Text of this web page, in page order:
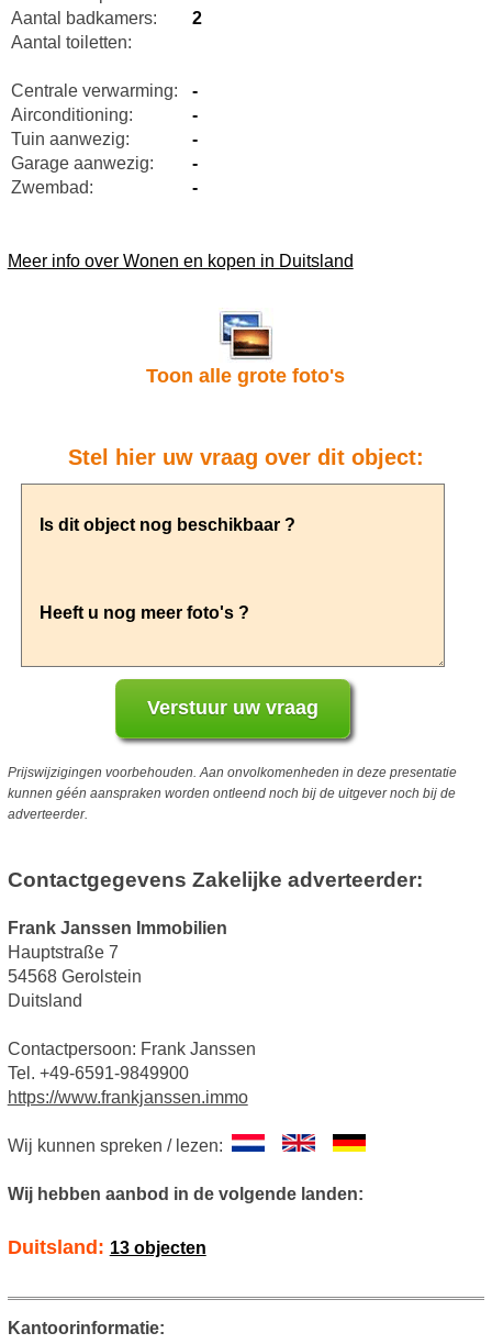
Aantal badkamers:
2
Aantal toiletten:
Centrale verwarming:
-
Airconditioning:
-
Tuin aanwezig:
-
Garage aanwezig:
-
Zwembad:
-
Meer info over Wonen en kopen in Duitsland
Toon alle grote foto's
Stel hier uw vraag over dit object:
Prijswijzigingen voorbehouden. Aan onvolkomenheden in deze presentatie
kunnen géén aanspraken worden ontleend noch bij de uitgever noch bij de
adverteerder.
Contactgegevens Zakelijke adverteerder:
Frank Janssen Immobilien
Hauptstraße 7
54568 Gerolstein
Duitsland
Contactpersoon: Frank Janssen
Tel. +49-6591-9849900
https://www.frankjanssen.immo
Wij kunnen spreken / lezen:
Wij hebben aanbod in de volgende landen:
Duitsland: 13 objecten
Kantoorinformatie: